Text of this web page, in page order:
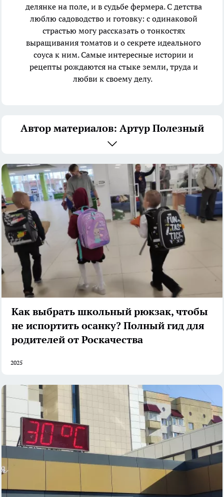
делянке на поле, и в судьбе фермера. С детства
люблю садоводство и готовку: с одинаковой
страстью могу рассказать о тонкостях
выращивания томатов и о секрете идеального
соуса к ним. Самые интересные истории и
рецепты рождаются на стыке земли, труда и
любви к своему делу.
Автор материалов: Артур Полезный
Как выбрать школьный рюкзак, чтобы
не испортить осанку? Полный гид для
родителей от Роскачества
2025